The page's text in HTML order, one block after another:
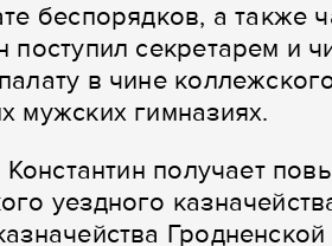
беспорядков, а также
поступил секретарем
в чине
мужских гимназиях.
Константин получает
уездного